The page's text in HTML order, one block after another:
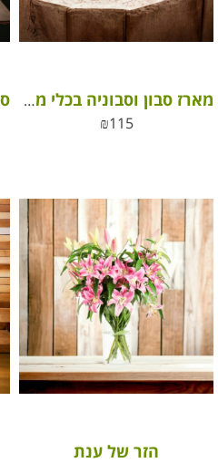
מארז סבון וסבוניה בכלי מעוצב
₪115
הזר של ענת